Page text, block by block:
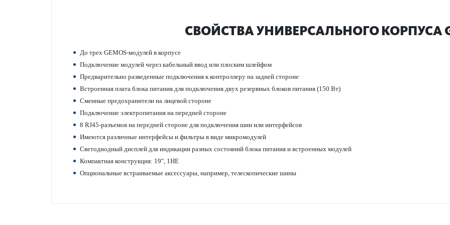
СВОЙСТВА УНИВ­ЕРСАЛЬНОГО КОРПУСА
До трех GEMOS-модулей в корпусе
Под­ключение модулей через кабельный ввод или плоским шлейфом
Предвар­ительно разв­еденные под­ключения к контроллеру на задней стороне
Встроенная плата блока питания для под­ключения двух рез­ервных блоков питания (150 Вт)
Сменные предо­х­ранители на лицевой стороне
Под­ключение электропитания на пер­едней стороне
8 RJ45-разъемов на пер­едней стороне для под­ключения шин или интерфейсов
Имеются различные интерфейсы и фильтры в виде микро­модулей
Свет­одиодный дисплей для индик­ации разных сос­тояний блока питания и встроенных модулей
Компактная конструкция: 19", 1HE
Опцио­н­альные встраиваемые аксессуары, например, тел­ес­копические шины